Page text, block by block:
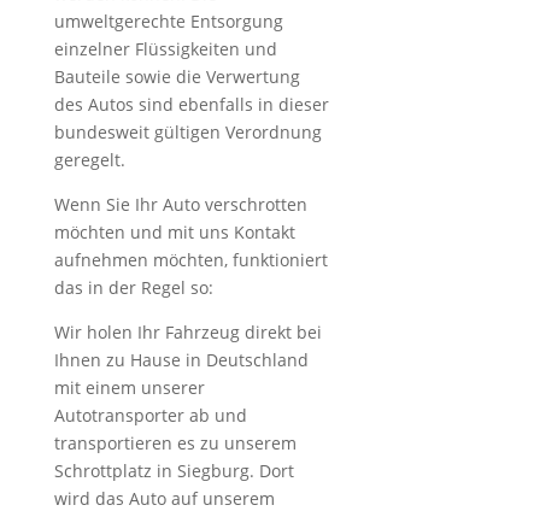
umweltgerechte Entsorgung
einzelner Flüssigkeiten und
Bauteile sowie die Verwertung
des Autos sind ebenfalls in dieser
bundesweit gültigen Verordnung
geregelt.
Wenn Sie Ihr Auto verschrotten
möchten und mit uns Kontakt
aufnehmen möchten, funktioniert
das in der Regel so:
Wir holen Ihr Fahrzeug direkt bei
Ihnen zu Hause in Deutschland
mit einem unserer
Autotransporter ab und
transportieren es zu unserem
Schrottplatz in Siegburg. Dort
wird das Auto auf unserem